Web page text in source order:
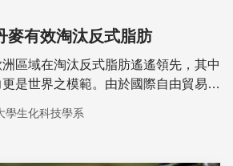
麥有效淘汰反式脂肪
區域在淘汰反式脂肪遙遙領先，其中
是世界之模範。由於國際自由貿易之
識是，讓消費者得到最完善的食品安
學生化科技學系